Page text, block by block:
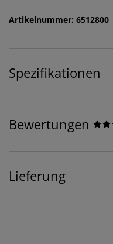
Artikelnummer: 6512800
Spezifikationen
Bewertungen
Lieferung